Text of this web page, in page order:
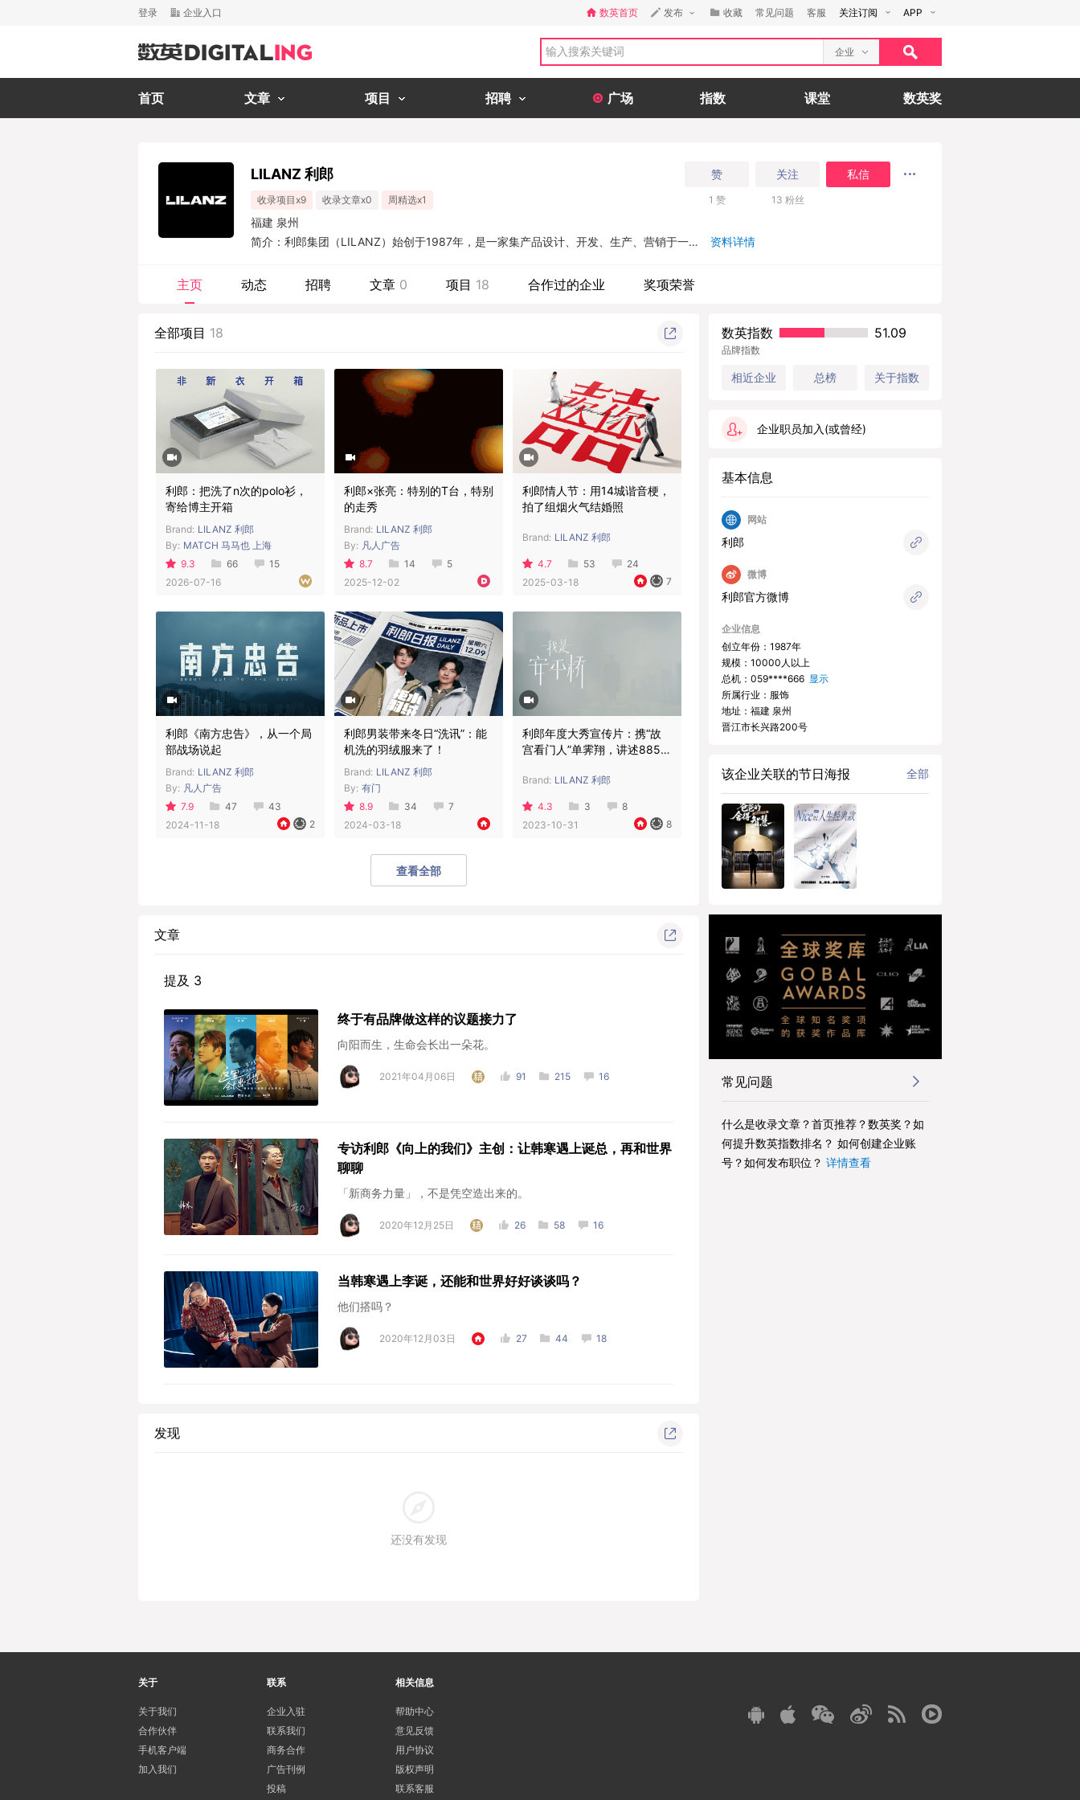
登录 企业入口 数英首页 发布 收藏 常见问题 客服 关注订阅 APP
企业
首页 文章 项目 招聘 广场 指数 课堂 数英奖
LILANZ 利郎
收录项目x9 收录文章x0 周精选x1
赞 关注 私信
1 赞 13 粉丝
福建 泉州
简介：利郎集团（LILANZ）始创于1987年，是一家集产品设计、开发、生产、营销于一体
34），拥有利郎主品牌以及利郎轻商务系列两大产品主线，涵盖服装、鞋类、配饰等。...
资料详情
主页 动态 招聘 文章 0 项目 18 合作过的企业 奖项荣誉
全部项目 18
利郎：把洗了n次的polo衫，
寄给博主开箱
Brand: LILANZ 利郎
By: MATCH 马马也 上海
9.3
66
15
2026-07-16
利郎×张亮：特别的T台，特别
的走秀
Brand: LILANZ 利郎
By: 凡人广告
8.7
14
5
2025-12-02
利郎情人节：用14城谐音梗，
拍了组烟火气结婚照
Brand: LILANZ 利郎
4.7 53
24
2025-03-18
7
利郎《南方忠告》，从一个局
部战场说起
Brand: LILANZ 利郎
By: 凡人广告
7.9
47
43
2024-11-18
2
利郎男装带来冬日“洗讯”：能
机洗的羽绒服来了！
Brand: LILANZ 利郎
By: 有门
8.9
34
7
2024-03-18
利郎年度大秀宣传片：携“故
宫看门人”单霁翔，讲述885岁
Brand: LILANZ 利郎
4.3 3
8
2023-10-31
8
查看全部
文章
提及 3
终于有品牌做这样的议题接力了
向阳而生，生命会长出一朵花。
2021年04月06日 91 215 16
专访利郎《向上的我们》主创：让韩寒遇上诞总，再和世界
聊聊
「新商务力量」，不是凭空造出来的。
2020年12月25日 26 58 16
当韩寒遇上李诞，还能和世界好好谈谈吗？
他们搭吗？
2020年12月03日 27 44 18
发现
还没有发现
数英指数 51.09
品牌指数
相近企业 总榜 关于指数
企业职员加入(或曾经)
基本信息
网站
利郎
微博
利郎官方微博
企业信息
创立年份：1987年
规模：10000人以上
总机： 059****666 显示
所属行业：服饰
地址：福建 泉州
晋江市长兴路200号
该企业关联的节日海报 全部
常见问题
什么是收录文章？首页推荐？数英奖？如
何提升数英指数排名？ 如何创建企业账
号？如何发布职位？ 详情查看
关于
关于我们
合作伙伴
手机客户端
加入我们
联系
企业入驻
联系我们
商务合作
广告刊例
投稿
相关信息
帮助中心
意见反馈
用户协议
版权声明
联系客服